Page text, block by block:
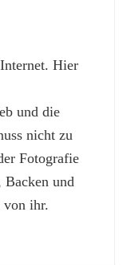
Hier
und die
nicht zu
Fotografie
Backen und
von ihr.